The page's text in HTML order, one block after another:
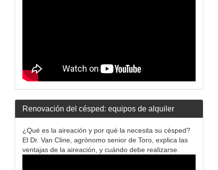
Renovación del césped: equipos de alquiler
¿Qué es la aireación y por qué la necesita su césped?
El Dr. Van Cline, agrónomo senior de Toro, explica las
ventajas de la aireación, y cuándo debe realizarse.